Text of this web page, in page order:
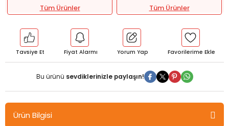
Tüm Ürünler
Tüm Ürünler
Tavsiye Et Fiyat Alarmı Yorum Yap
Bu ürünü sevdiklerinizle paylaşın!
Ürün Bilgisi